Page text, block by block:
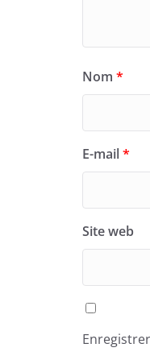
Nom *
E-mail*
Site web